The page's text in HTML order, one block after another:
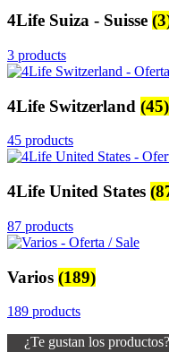
4Life Suiza - Suisse
3 products
4Life Switzerland (45)
45 products
4Life United States
87 products
Varios (189)
189 products
¿Te gustan los